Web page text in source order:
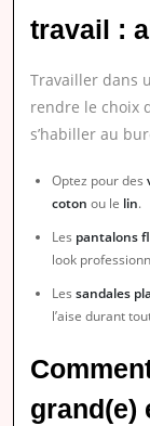
travail :
Travailler dans
rendre le choix
s’habiller au
Optez pour des
coton ou le lin.
Les pantalons
look
Les sandales
l’aise durant
grand(e)